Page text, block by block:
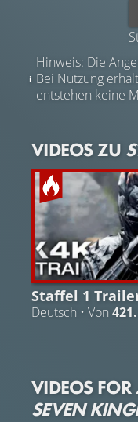
Hinweis: Die
Bei Nutzung
entstehen keine
VIDEOS ZU
Staffel 1
Deutsch • Von
VIDEOS FOR
SEVEN